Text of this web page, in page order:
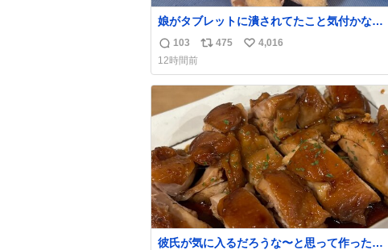
娘がタブレットに潰されてたこと気付かなか
った。 旦那だけは娘の波長を感じ取れるから
声出せずともSOSが伝わったらしい。 急いで
旦那が救出して、泣きじゃくる娘に自分も謝
って抱きしめようとしたら、ビンタされてし
まった。3回ほど。 小さい手だけど、地味に
痛い。 その後、娘は旦那に泣きついてた。
返
信
数
103
リ
ス
ト
数
475
い
ね
数
4,016
12時間前
彼氏が気に入るだろうな〜と思って作ったら